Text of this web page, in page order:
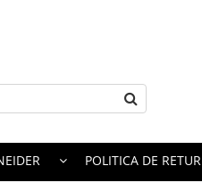
POLITICA DE RETUR